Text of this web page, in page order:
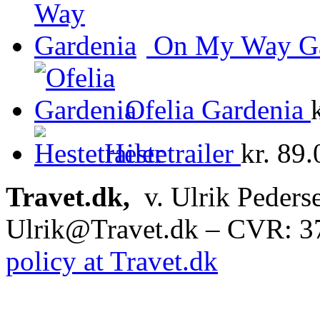
On My Way
Ofelia Gardenia
Hestetrailer kr.
Travet.dk, v. Ulrik
Ulrik@Travet.dk – CVR:
policy at Travet.dk